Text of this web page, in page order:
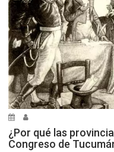
¿Por qué las
Congreso de